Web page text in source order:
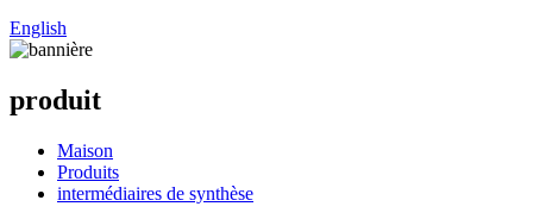
English
produit
Maison
Produits
intermédiaires de synthèse